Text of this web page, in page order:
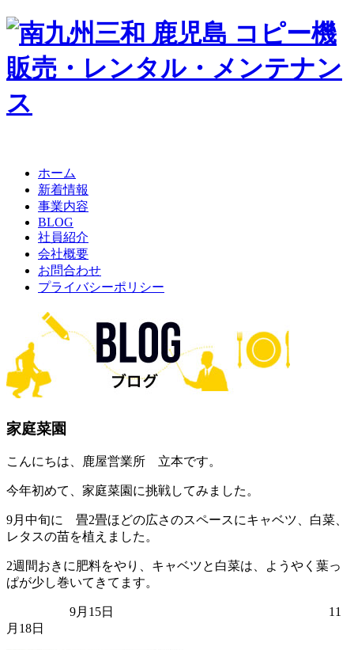
ホーム
新着情報
事業内容
BLOG
社員紹介
会社概要
お問合わせ
プライバシーポリシー
家庭菜園
こんにちは、鹿屋営業所 立本です。
今年初めて、家庭菜園に挑戦してみました。
9月中旬に 畳2畳ほどの広さのスペースにキャベツ、白菜、
レタスの苗を植えました。
2週間おきに肥料をやり、キャベツと白菜は、ようやく葉っ
ぱが少し巻いてきてます。
9月15日 11
月18日